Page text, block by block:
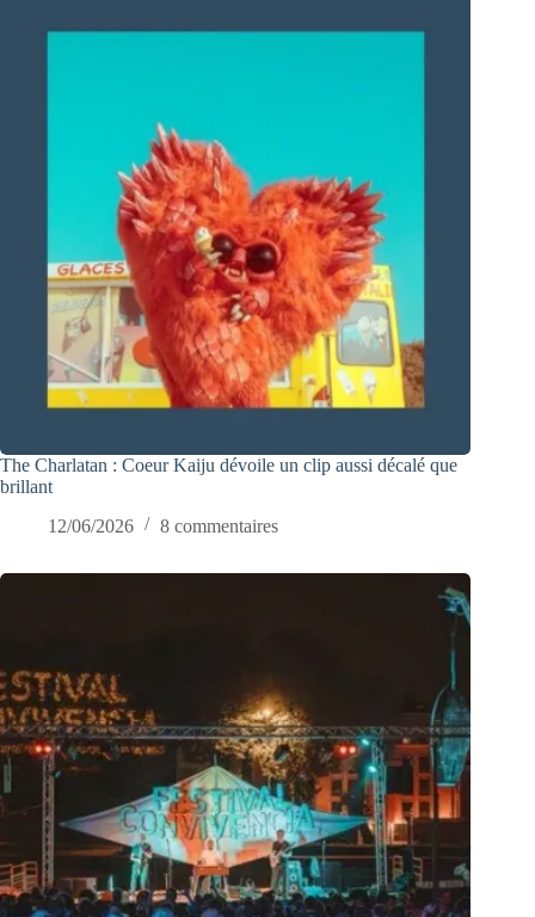
The Charlatan : Coeur Kaiju dévoile un clip aussi décalé que
brillant
12/06/2026
8 commentaires